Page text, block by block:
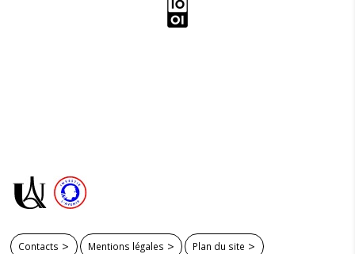
Contacts Mentions légales Plan du site